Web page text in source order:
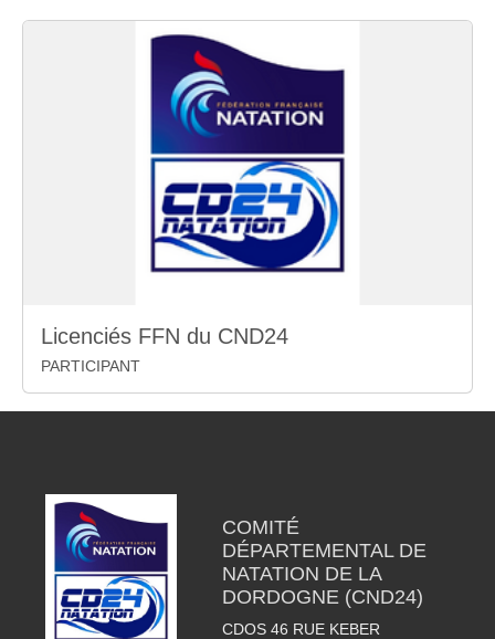
Licenciés FFN du CND24
PARTICIPANT
COMITÉ
DÉPARTEMENTAL DE
NATATION DE LA
DORDOGNE (CND24)
CDOS 46 RUE KEBER